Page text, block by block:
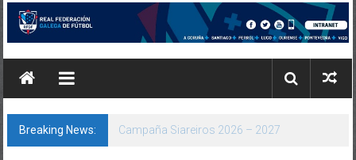
Breaking News: Campaña Siareiros 2026 – 2027